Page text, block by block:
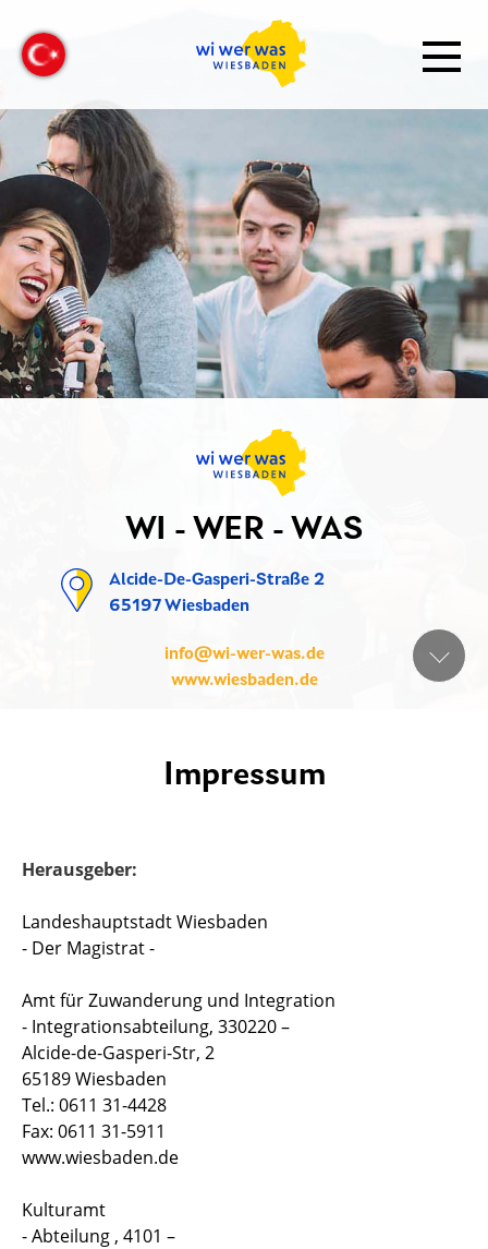
WI - WER - WAS
Alcide-De-Gasperi-Straße 2
65197 Wiesbaden
info@wi-wer-was.de
www.wiesbaden.de
Impressum
Herausgeber:
Landeshauptstadt Wiesbaden
- Der Magistrat -
Amt für Zuwanderung und Integration
- Integrationsabteilung, 330220 –
Alcide-de-Gasperi-Str, 2
65189 Wiesbaden
Tel.: 0611 31-4428
Fax: 0611 31-5911
www.wiesbaden.de
Kulturamt
- Abteilung , 4101 –